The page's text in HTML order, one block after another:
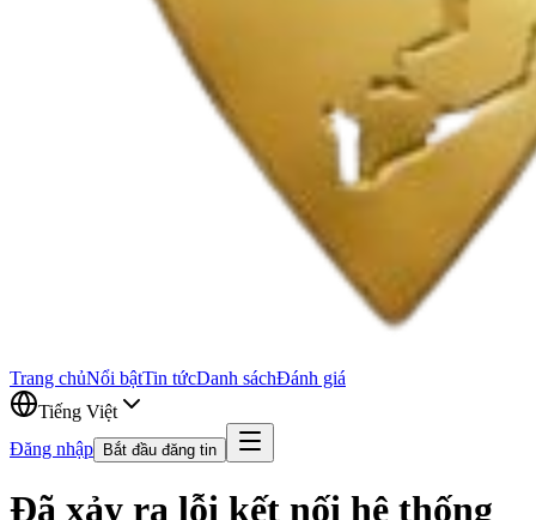
Trang chủNổi bậtTin tứcDanh sáchĐánh giá
Tiếng Việt
Đăng nhập
Bắt đầu đăng tin
Đã xảy ra lỗi kết nối hệ thống